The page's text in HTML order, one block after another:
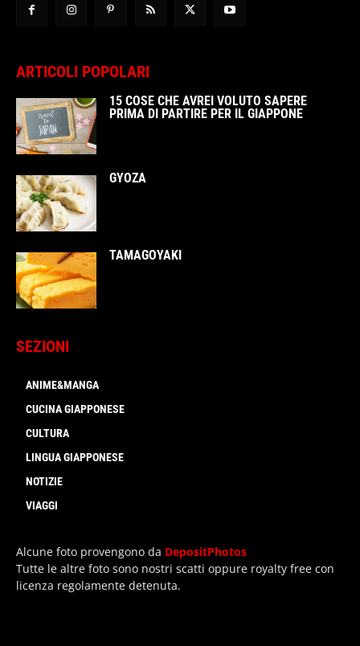
ARTICOLI POPOLARI
15 COSE CHE AVREI VOLUTO SAPERE
PRIMA DI PARTIRE PER IL GIAPPONE
GYOZA
TAMAGOYAKI
SEZIONI
ANIME&MANGA
CUCINA GIAPPONESE
CULTURA
LINGUA GIAPPONESE
NOTIZIE
VIAGGI
Alcune foto provengono da DepositPhotos
Tutte le altre foto sono nostri scatti oppure royalty free con
licenza regolamente detenuta.